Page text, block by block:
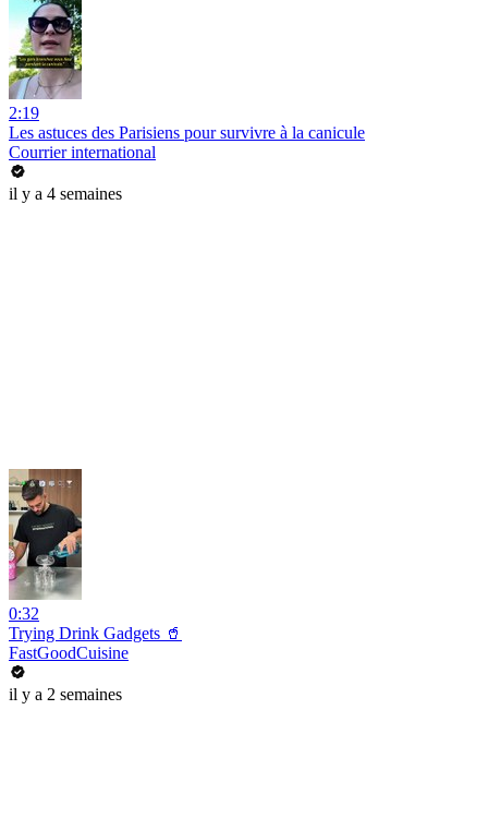
2:19
Les astuces des Parisiens pour survivre à la canicule
Courrier international
il y a 4 semaines
0:32
Trying Drink Gadgets 🥤
FastGoodCuisine
il y a 2 semaines